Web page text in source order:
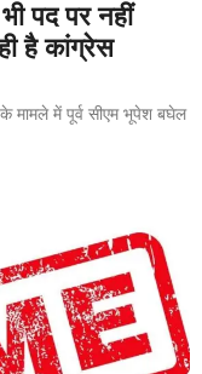
पद पर नहीं
है कांग्रेस
के मामले में पूर्व सीएम भूपेश बघेल